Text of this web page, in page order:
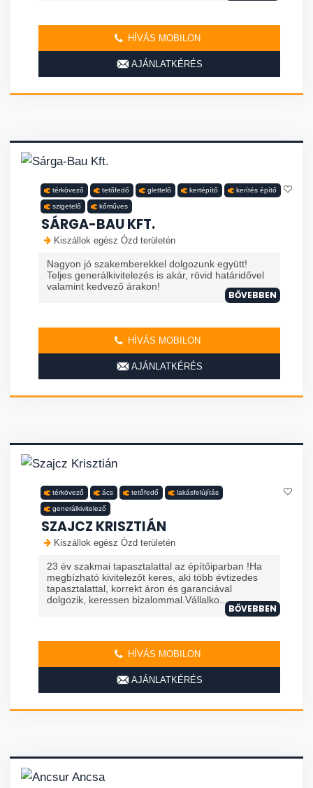
HÍVÁS MOBILON
AJÁNLATKÉRÉS
térkövező tetőfedő glettelő kertépítő kerítés építő
szigetelő kőműves
SÁRGA-BAU KFT.
Kiszállok egész Ózd területén
Nagyon jó szakemberekkel dolgozunk együtt!
Teljes generálkivitelezés is akár, rövid határidővel
valamint kedvező árakon!
BŐVEBBEN
HÍVÁS MOBILON
AJÁNLATKÉRÉS
térkövező ács tetőfedő lakásfelújítás
generálkivitelező
SZAJCZ KRISZTIÁN
Kiszállok egész Ózd területén
23 év szakmai tapasztalattal az építőiparban !Ha
megbízható kivitelezőt keres, aki több évtizedes
tapasztalattal, korrekt áron és garanciával
dolgozik, keressen bizalommal.Vállalko...
BŐVEBBEN
HÍVÁS MOBILON
AJÁNLATKÉRÉS